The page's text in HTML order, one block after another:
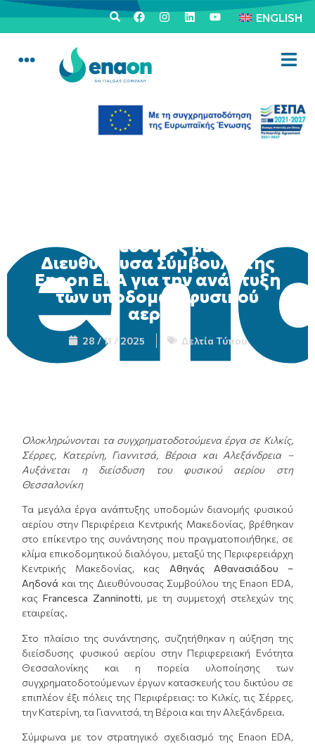
ENGLISH
Μακεδονίας με τη
Διευθύνουσα Σύμβουλο της
Enaon EDA για την ανάπτυξη
των υποδομών φυσικού
αερίου
28 / 11 / 2025 Δελτία Τύπου
Ολοκληρώνονται τα συγχρηματοδοτούμενα έργα σε Κιλκίς,
Σέρρες, Κατερίνη, Γιαννιτσά, Βέροια και Αλεξάνδρεια –
Αυξάνεται η διείσδυση του φυσικού αερίου στη
Θεσσαλονίκη
Τα μεγάλα έργα ανάπτυξης υποδομών διανομής φυσικού
αερίου στην Περιφέρεια Κεντρικής Μακεδονίας, βρέθηκαν
στο επίκεντρο της συνάντησης που πραγματοποιήθηκε, σε
κλίμα επικοδομητικού διαλόγου, μεταξύ της Περιφερειάρχη
Κεντρικής Μακεδονίας, κας Αθηνάς Αθανασιάδου –
Αηδονά και της Διευθύνουσας Συμβούλου της Enaon EDA,
κας Francesca Zanninotti, με τη συμμετοχή στελεχών της
εταιρείας.
Στο πλαίσιο της συνάντησης, συζητήθηκαν η αύξηση της
διείσδυσης φυσικού αερίου στην Περιφερειακή Ενότητα
Θεσσαλονίκης και η πορεία υλοποίησης των
συγχρηματοδοτούμενων έργων κατασκευής του δικτύου σε
επιπλέον έξι πόλεις της Περιφέρειας: το Κιλκίς, τις Σέρρες,
την Κατερίνη, τα Γιαννιτσά, τη Βέροια και την Αλεξάνδρεια.
Σύμφωνα με τον στρατηγικό σχεδιασμό της Enaon EDA,